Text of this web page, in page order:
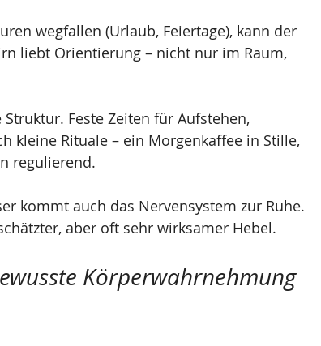
wegfallen (Urlaub, Feiertage), kann der
liebt Orientierung – nicht nur im Raum,
Feste Zeiten für Aufstehen,
kleine Rituale – ein Morgenkaffee in Stille,
regulierend.
kommt auch das Nervensystem zur Ruhe.
aber oft sehr wirksamer Hebel.
Körperwahrnehmung